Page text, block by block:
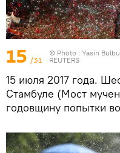
15 /31
© Photo : Yasin
REUTERS
15 июля 2017 года.
Стамбуле (Мост
годовщину попытки